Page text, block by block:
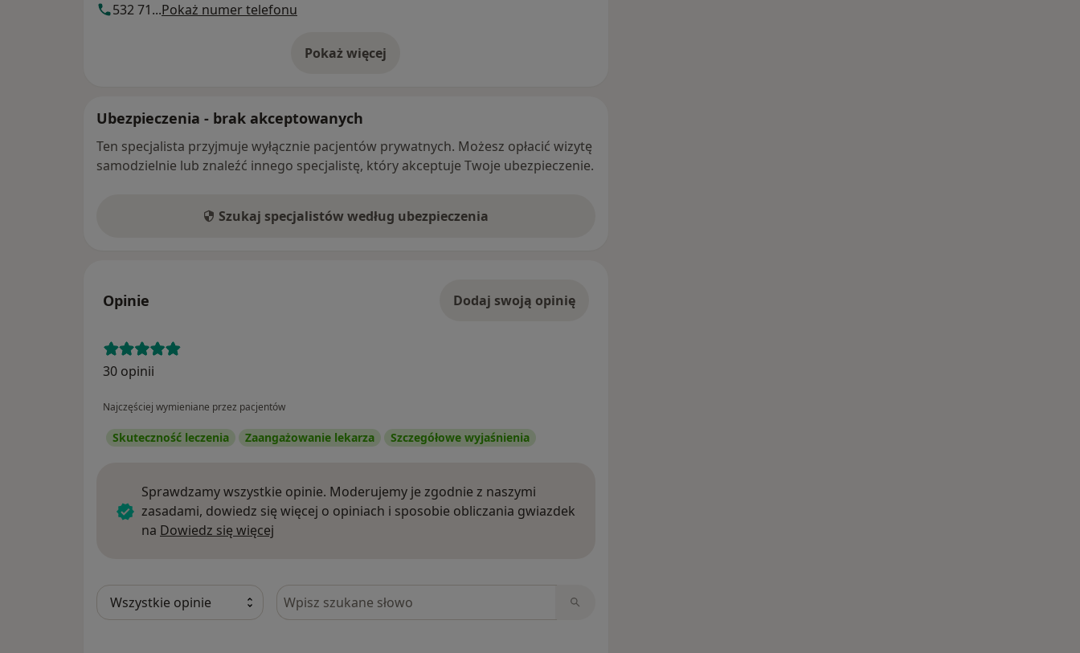
532 71...Pokaż numer telefonu
Pokaż więcej
o adresie
Ubezpieczenia - brak akceptowanych
Ten specjalista przyjmuje wyłącznie pacjentów prywatnych. Możesz opłacić wizytę
samodzielnie lub znaleźć innego specjalistę, który akceptuje Twoje ubezpieczenie.
Szukaj specjalistów według ubezpieczenia
Opinie Dodaj swoją opinię
30 opinii
Najczęściej wymieniane przez pacjentów
Skuteczność leczenia Zaangażowanie lekarza Szczegółowe wyjaśnienia
Sprawdzamy wszystkie opinie. Moderujemy je zgodnie z naszymi
zasadami, dowiedz się więcej o opiniach i sposobie obliczania gwiazdek
na Dowiedz się więcej
Szukaj w opiniach